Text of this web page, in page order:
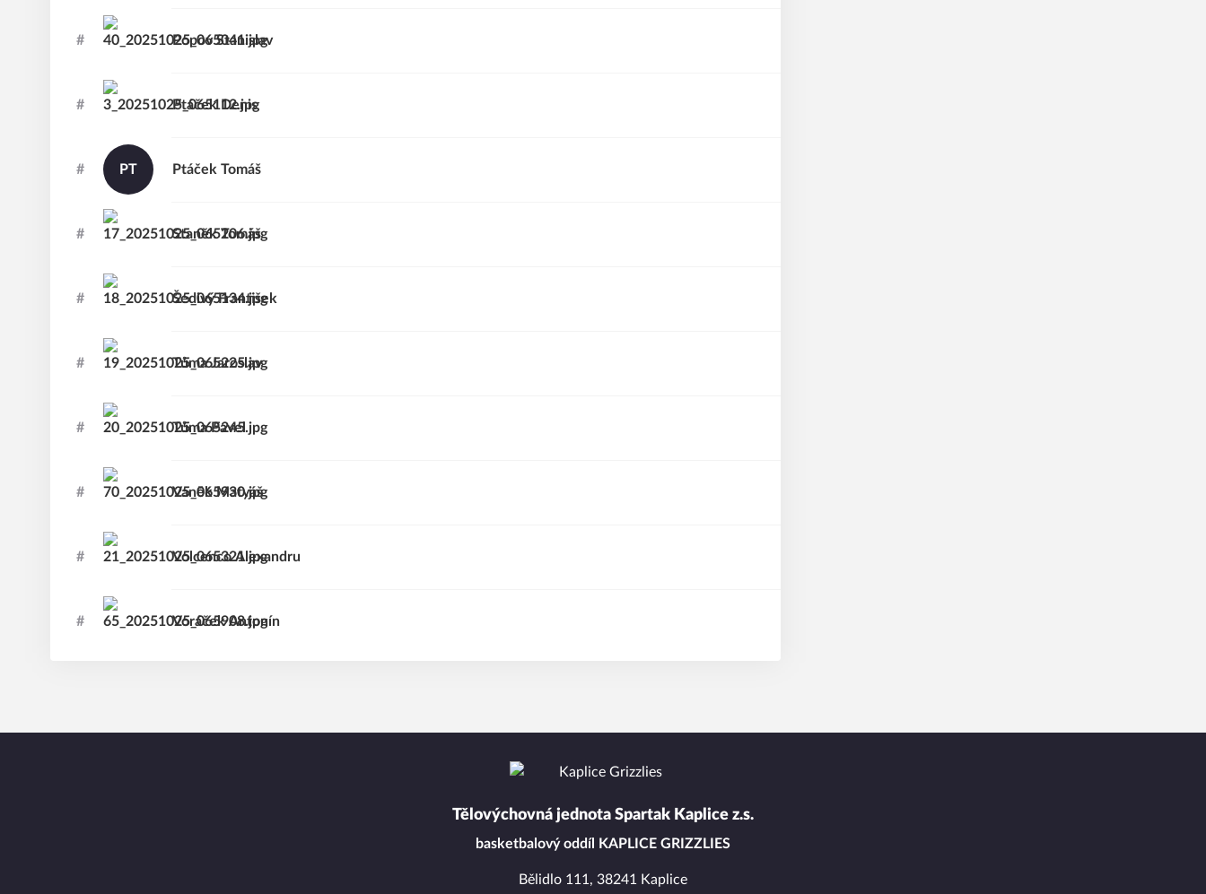
# Stanislav
Popov
# Denis
Ptáček
# PT Tomáš
Ptáček
# Tomáš
Staněk
# František
Šedivý
# Jaroslav
Tůma
# Pavel
Tůma
# Matyáš
Vaněk
# Alexandru
Volcenco
# Antonín
Voráček
Tělovýchovná jednota Spartak Kaplice z.s.
basketbalový oddíl KAPLICE GRIZZLIES
Bělidlo 111, 38241 Kaplice